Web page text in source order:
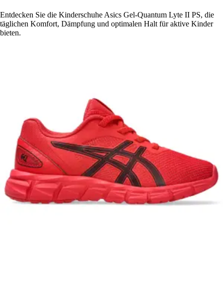
Entdecken Sie die Kinderschuhe Asics Gel-Quantum Lyte II PS, die
täglichen Komfort, Dämpfung und optimalen Halt für aktive Kinder
bieten.